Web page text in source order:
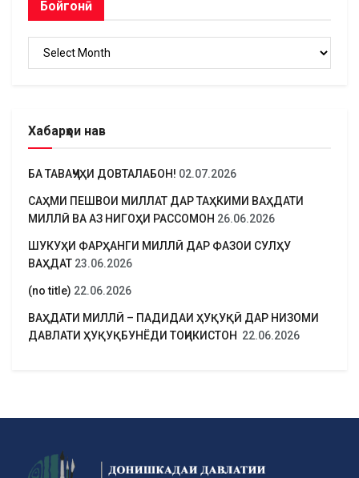
Бойгонӣ
Хабарҳои нав
БА ТАВАҶҶУҲИ ДОВТАЛАБОН! 02.07.2026
САҲМИ ПЕШВОИ МИЛЛАТ ДАР ТАҲКИМИ ВАҲДАТИ
МИЛЛӢ ВА АЗ НИГОҲИ РАССОМОН 26.06.2026
ШУКУҲИ ФАРҲАНГИ МИЛЛӢ ДАР ФАЗОИ СУЛҲУ
ВАҲДАТ 23.06.2026
(no title) 22.06.2026
ВАҲДАТИ МИЛЛӢ – ПАДИДАИ ҲУҚУҚӢ ДАР НИЗОМИ
ДАВЛАТИ ҲУҚУҚБУНЁДИ ТОҶИКИСТОН 22.06.2026